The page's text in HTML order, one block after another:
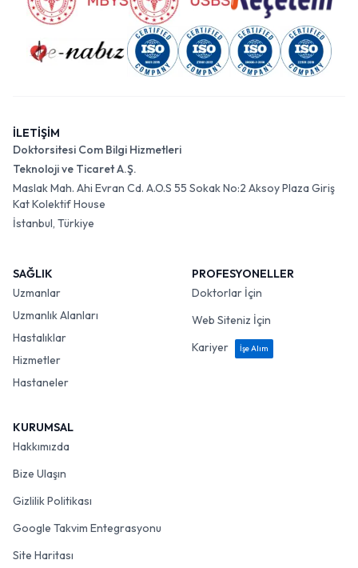
İLETİŞİM
Doktorsitesi Com Bilgi Hizmetleri
Teknoloji ve Ticaret A.Ş.
Maslak Mah. Ahi Evran Cd. A.O.S 55 Sokak No:2 Aksoy Plaza Giriş
Kat Kolektif House
İstanbul, Türkiye
SAĞLIK
Uzmanlar
Uzmanlık Alanları
Hastalıklar
Hizmetler
Hastaneler
PROFESYONELLER
Doktorlar İçin
Web Siteniz İçin
Kariyer
İşe Alım
KURUMSAL
Hakkımızda
Bize Ulaşın
Gizlilik Politikası
Google Takvim Entegrasyonu
Site Haritası